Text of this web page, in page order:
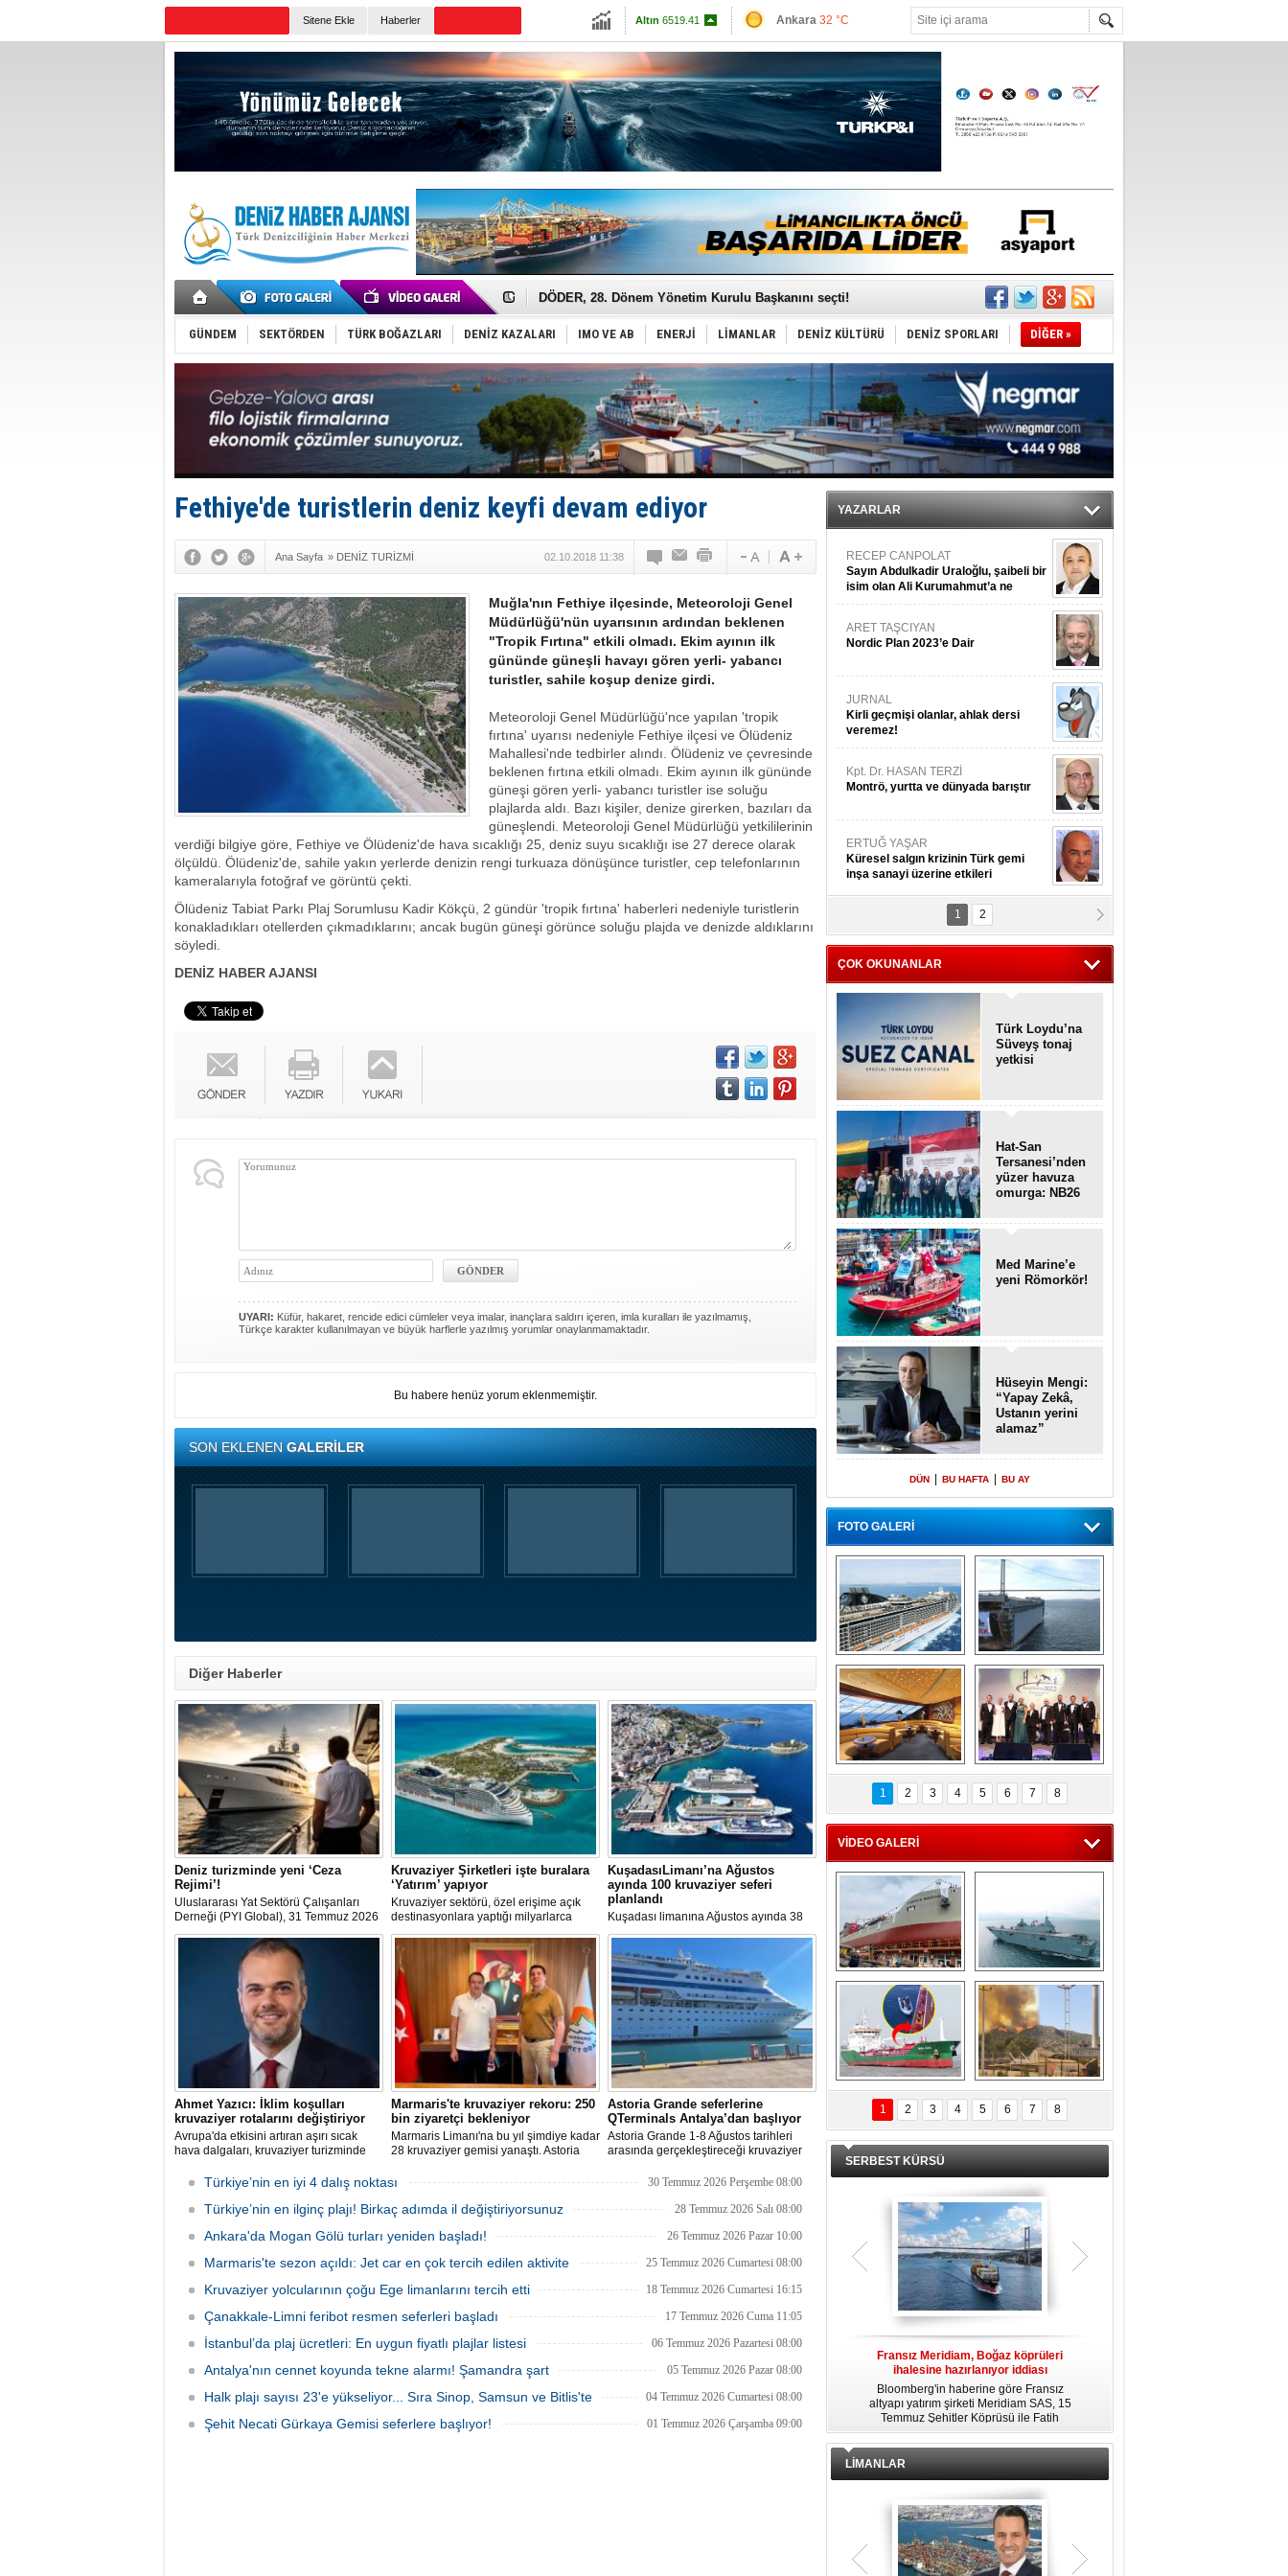
Sitene Ekle Haberler
Altın 6519.41
Euro55.0444
Ankara 32 °C
Antalya34 °C
Muğla 34 °C
Çanakkale 33 °C
Türk Armatöre 'Uyuşturucu' tutuklaması!
DÖDER, 28. Dönem Yönetim Kurulu Başkanını seçti!
Fairline, Türkiye’de ‘SoleMarin’i seçti
Baltık Denizi'nde tarih yazıldı!
Runit kubbesi okyanusun derinliklerinde halkı tehdit ediyor
Dünyanın en tehlikeli yosunu: Yüz binlerce canlıyı öldürmüş
Türk Loydu’na Süveyş tonaj yetkisi
Hüseyin Mengi: “Yapay Zekâ, Ustanın yerini alamaz”
Hat-San Tersanesi’nden yüzer havuza omurga: NB26
Med Marine’e yeni Römorkör!
KOSDER’den Karadeniz için ‘Çağrı’!
Kalyoncu’dan ‘Sefer’ kararı!
Bacasında yangın çıkan Tanker, demirletildi
GÜNDEM SEKTÖRDEN TÜRK BOĞAZLARI DENİZ KAZALARI IMO VE AB ENERJİ LİMANLAR DENİZ KÜLTÜRÜ DENİZ SPORLARI DİĞER »
Fethiye'de turistlerin deniz keyfi devam ediyor
Ana Sayfa » DENİZ TURİZMİ 02.10.2018 11:38
Muğla'nın Fethiye ilçesinde, Meteoroloji Genel
Müdürlüğü'nün uyarısının ardından beklenen
"Tropik Fırtına" etkili olmadı. Ekim ayının ilk
gününde güneşli havayı gören yerli- yabancı
turistler, sahile koşup denize girdi.
Meteoroloji Genel Müdürlüğü'nce yapılan 'tropik
fırtına' uyarısı nedeniyle Fethiye ilçesi ve Ölüdeniz
Mahallesi'nde tedbirler alındı. Ölüdeniz ve çevresinde
beklenen fırtına etkili olmadı. Ekim ayının ilk gününde
güneşi gören yerli- yabancı turistler ise soluğu
plajlarda aldı. Bazı kişiler, denize girerken, bazıları da
güneşlendi. Meteoroloji Genel Müdürlüğü yetkililerinin
verdiği bilgiye göre, Fethiye ve Ölüdeniz'de hava sıcaklığı 25, deniz suyu sıcaklığı ise 27 derece olarak
ölçüldü. Ölüdeniz'de, sahile yakın yerlerde denizin rengi turkuaza dönüşünce turistler, cep telefonlarının
kameralarıyla fotoğraf ve görüntü çekti.
Ölüdeniz Tabiat Parkı Plaj Sorumlusu Kadir Kökçü, 2 gündür 'tropik fırtına' haberleri nedeniyle turistlerin
konakladıkları otellerden çıkmadıklarını; ancak bugün güneşi görünce soluğu plajda ve denizde aldıklarını
söyledi.
DENİZ HABER AJANSI
UYARI: Küfür, hakaret, rencide edici cümleler veya imalar, inançlara saldırı içeren, imla kuralları ile yazılmamış,
Türkçe karakter kullanılmayan ve büyük harflerle yazılmış yorumlar onaylanmamaktadır.
Bu habere henüz yorum eklenmemiştir.
SON EKLENENGALERİLER
Diğer Haberler
Deniz turizminde yeni ‘Ceza
Rejimi’!
Uluslararası Yat Sektörü Çalışanları
Derneği (PYI Global), 31 Temmuz 2026
tarihinde yürürlüğe giren 7590 sayılı
Kanun’un deniz turizmine etkilerine
ilişkin bir değerlendirme yayımladı.
Kruvaziyer Şirketleri işte buralara
‘Yatırım’ yapıyor
Kruvaziyer sektörü, özel erişime açık
destinasyonlara yaptığı milyarlarca
dolarlık yatırımlarla tatil deneyimini gemi
dışına taşıyor. Özel adalar, beach
club'lar, su parkları ve lüks villalar artık
şirketlerin en stratejik gelir kaynakları
arasında yer alıyor.
KuşadasıLimanı’na Ağustos
ayında 100 kruvaziyer seferi
planlandı
Kuşadası limanına Ağustos ayında 38
farklı kruvaziyer gemisi 100 kez
uğrayacak. En yoğun günün 28 Ağustos
olduğu açıklandı.
Ahmet Yazıcı: İklim koşulları
kruvaziyer rotalarını değiştiriyor
Avrupa'da etkisini artıran aşırı sıcak
hava dalgaları, kruvaziyer turizminde
Norveç Fiyortları, İzlanda ve Kuzey
Avrupa rotalarına ilgi artarken, deneyim
odaklı seyahat anlayışı sektörün yeni
Marmaris'te kruvaziyer rekoru: 250
bin ziyaretçi bekleniyor
Marmaris Limanı'na bu yıl şimdiye kadar
28 kruvaziyer gemisi yanaştı. Astoria
sefer eklemesiyle birlikte sezon
hedefleniyor.
Astoria Grande seferlerine
QTerminals Antalya’dan başlıyor
Astoria Grande 1-8 Ağustos tarihleri
arasında gerçekleştireceği kruvaziyer
başlayacak. Şirket rotayı Rus denizcilik
kesiminde seyrüsefer güvenliğine ilişkin
Türkiye’nin en iyi 4 dalış noktası 30 Temmuz 2026 Perşembe 08:00
Türkiye’nin en ilginç plajı! Birkaç adımda il değiştiriyorsunuz 28 Temmuz 2026 Salı 08:00
Ankara'da Mogan Gölü turları yeniden başladı! 26 Temmuz 2026 Pazar 10:00
Marmaris'te sezon açıldı: Jet car en çok tercih edilen aktivite 25 Temmuz 2026 Cumartesi 08:00
Kruvaziyer yolcularının çoğu Ege limanlarını tercih etti 18 Temmuz 2026 Cumartesi 16:15
Çanakkale-Limni feribot resmen seferleri başladı 17 Temmuz 2026 Cuma 11:05
İstanbul’da plaj ücretleri: En uygun fiyatlı plajlar listesi 06 Temmuz 2026 Pazartesi 08:00
Antalya'nın cennet koyunda tekne alarmı! Şamandra şart 05 Temmuz 2026 Pazar 08:00
Halk plajı sayısı 23'e yükseliyor... Sıra Sinop, Samsun ve Bitlis'te 04 Temmuz 2026 Cumartesi 08:00
Şehit Necati Gürkaya Gemisi seferlere başlıyor! 01 Temmuz 2026 Çarşamba 09:00
YAZARLAR
RECEP CANPOLAT
Sayın Abdulkadir Uraloğlu, şaibeli bir
isim olan Ali Kurumahmut’a ne
danışıyorsunuz?
ARET TAŞCIYAN
Nordic Plan 2023’e Dair
JURNAL
Kirli geçmişi olanlar, ahlak dersi
veremez!
Kpt. Dr. HASAN TERZİ
Montrö, yurtta ve dünyada barıştır
ERTUĞ YAŞAR
Küresel salgın krizinin Türk gemi
inşa sanayi üzerine etkileri
Kpt. MESUT AZMİ GÖKSOY
ithafen...
1 2
ÇOK OKUNANLAR
Türk Loydu’na
Süveyş tonaj
yetkisi
Hat-San
Tersanesi’nden
yüzer havuza
omurga: NB26
Med Marine’e
yeni Römorkör!
Hüseyin Mengi:
“Yapay Zekâ,
Ustanın yerini
alamaz”
DÜN BU HAFTA BU AY
FOTO GALERİ
“Gemi içinde gemi”
konsepti ile MSC
Splendida
Dünyada tek!
Denizaltı yüzer
havuzu intikal
seyrine başladı
MSC'den 55 milyon
euroluk turizm geliri
müjdesi
5. Bosphorus Ship
Brokers Dinner,
İstanbul’da yapıldı
1 2 3 4 5 6 7 8
VİDEO GALERİ
Çeksan Tersanesi,
Başaran Bayrak
tankerini suya
indirdi
TCG Anadolu,
tersane teknik
seyrini tamamladı
Göçmenlerin
imdadına Türk
sahipli MINA DENIZ
yetişti
Milas’taki yangın
yeniden termik
santrallere doğru
ilerliyor
1 2 3 4 5 6 7 8
SERBEST KÜRSÜ
Fransız Meridiam, Boğaz köprüleri
ihalesine hazırlanıyor iddiası
Bloomberg'in haberine göre Fransız
altyapı yatırım şirketi Meridiam SAS, 15
Temmuz Şehitler Köprüsü ile Fatih
Sultan Mehmet Köprüsü'nün
özelleştirilmesine yönelik ihaleyle
zamanda kendi yat limanı, helikopter
pisti ve seçkin villaları da içeren koca
LİMANLAR